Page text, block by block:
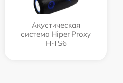
Акустическая
система Hiper Proxy
H-TS6